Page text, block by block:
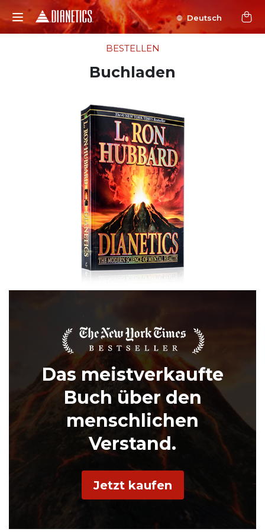
Deutsch
BESTELLEN
Buchladen
Das meistverkaufte
Buch über den
menschlichen
Verstand.
Jetzt kaufen